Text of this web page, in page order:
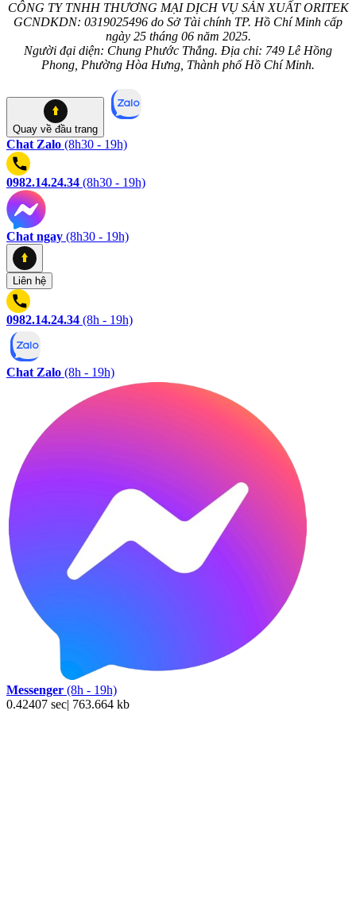
CÔNG TY TNHH THƯƠNG MẠI DỊCH VỤ SẢN XUẤT ORITEK
GCNDKDN: 0319025496 do Sở Tài chính TP. Hồ Chí Minh cấp
ngày 25 tháng 06 năm 2025.
Người đại diện: Chung Phước Thắng. Địa chỉ: 749 Lê Hồng
Phong, Phường Hòa Hưng, Thành phố Hồ Chí Minh.
Quay về đầu trang
Chat Zalo (8h30 - 19h)
0982.14.24.34 (8h30 - 19h)
Chat ngay (8h30 - 19h)
Liên hệ
0982.14.24.34 (8h - 19h)
Chat Zalo (8h - 19h)
Messenger (8h - 19h)
0.42407 sec| 763.664 kb